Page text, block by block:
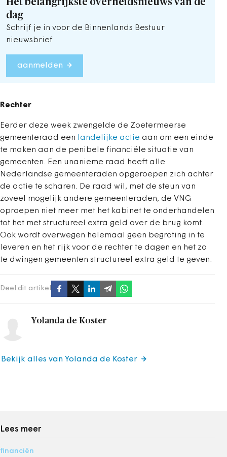
Het belangrijkste overheidsnieuws van de
dag
Schrijf je in voor de Binnenlands Bestuur
nieuwsbrief
aanmelden
Rechter
Eerder deze week zwengelde de Zoetermeerse
gemeenteraad een
landelijke actie aan om een einde
te maken aan de penibele financiële situatie van
gemeenten. Een unanieme raad heeft alle
Nederlandse gemeenteraden opgeroepen zich achter
de actie te scharen. De raad wil, met de steun van
zoveel mogelijk andere gemeenteraden, de VNG
oproepen niet meer met het kabinet te onderhandelen
tot het met structureel extra geld over de brug komt.
Ook wordt overwegen helemaal geen begroting in te
leveren en het rijk voor de rechter te dagen en het zo
te dwingen gemeenten structureel extra geld te geven.
Deel dit artikel
Yolanda de Koster
Bekijk alles van Yolanda de Koster
Lees meer
financiën